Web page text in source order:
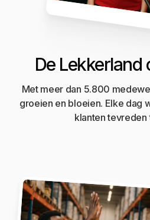
De Lekkerland
Met meer dan 5.800
groeien en bloeien. Elke dag
klanten tevreden